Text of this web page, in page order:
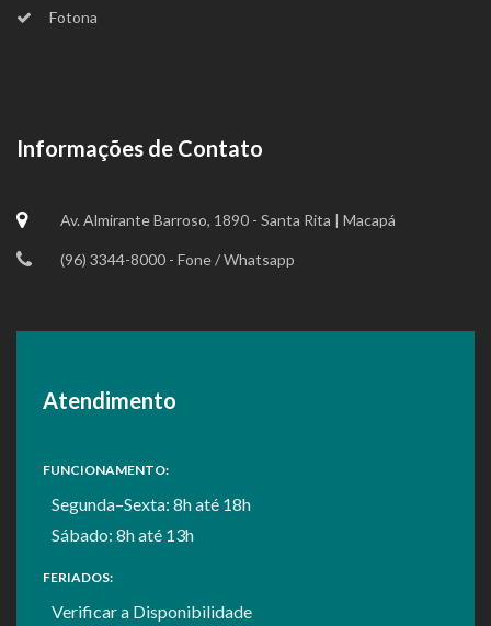
Fotona
Informações de Contato
Av. Almirante Barroso, 1890 - Santa Rita | Macapá
(96) 3344-8000 - Fone / Whatsapp
Atendimento
FUNCIONAMENTO:
Segunda–Sexta: 8h até 18h
Sábado: 8h até 13h
FERIADOS:
Verificar a Disponibilidade